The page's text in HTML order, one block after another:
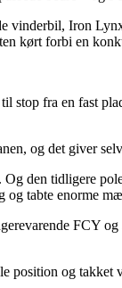
Iron
kørt forbi en
stop fra en fast
og det giver
den tidligere
tabte enorme
FCY
position og